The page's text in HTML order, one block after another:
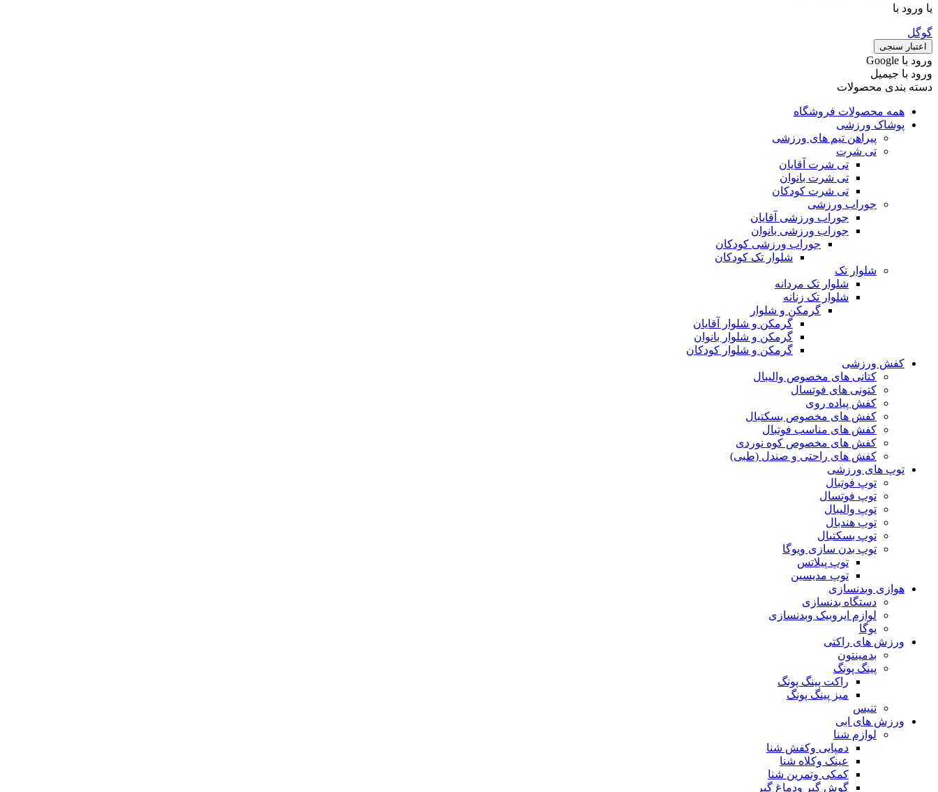
یا ورود با
گوگل
اعتبار سنجی
ورود با ‫Google
ورود با جیمیل
دسته بندی محصولات
همه محصولات فروشگاه
پوشاک ورزشی
پیراهن تیم های ورزشی
تی شرت
تی شرت آقایان
تی شرت بانوان
تی شرت کودکان
جوراب ورزشی
جوراب ورزشی آقایان
جوراب ورزشی بانوان
جوراب ورزشی کودکان
شلوار تک کودکان
شلوار تک
شلوار تک مردانه
شلوار تک زنانه
گرمکن و شلوار
گرمکن و شلوار آقایان
گرمکن و شلوار بانوان
گرمکن و شلوار کودکان
کفش ورزشی
کتانی های مخصوص والیبال
کتونی های فوتسال
کفش پیاده روی
کفش های مخصوص بسکتبال
کفش های مناسب فوتبال
کفش های مخصوص کوه نوردی
کفش های راحتی و صندل (طبی)
توپ های ورزشی
توپ فوتبال
توپ فوتسال
توپ والیبال
توپ هندبال
توپ بسکتبال
توپ بدن سازی ویوگا
توپ پیلاتس
توپ مدیسین
هوازی وبدنسازی
دستگاه بدنسازی
لوازم ایروبیک وبدنسازی
یوگا
ورزش های راکتی
بدمینتون
پینگ پونگ
راکت پینگ پونگ
میز پینگ پونگ
تنیس
ورزش های ابی
لوازم شنا
دمپایی وکفش شنا
عینک وکلاه شنا
کمکی وتمرین شنا
گوش گیر ودماغ گیر